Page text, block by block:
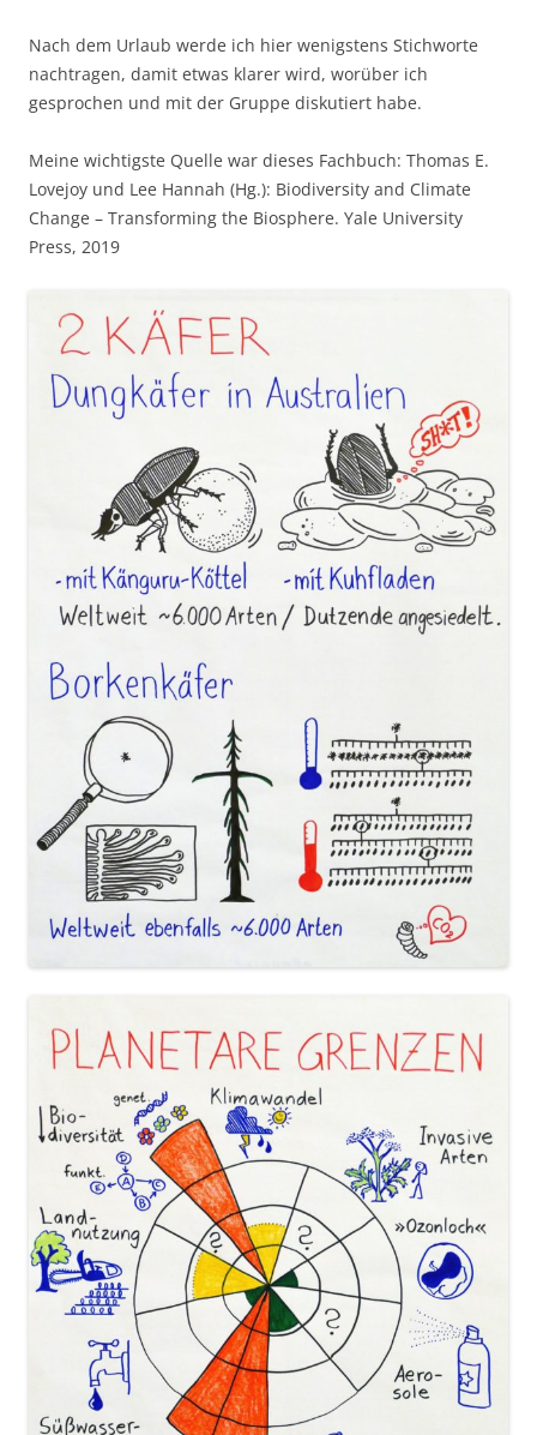
Nach dem Urlaub werde ich hier wenigstens Stichworte
nachtragen, damit etwas klarer wird, worüber ich
gesprochen und mit der Gruppe diskutiert habe.
Meine wichtigste Quelle war dieses Fachbuch: Thomas E.
Lovejoy und Lee Hannah (Hg.): Biodiversity and Climate
Change – Transforming the Biosphere. Yale University
Press, 2019